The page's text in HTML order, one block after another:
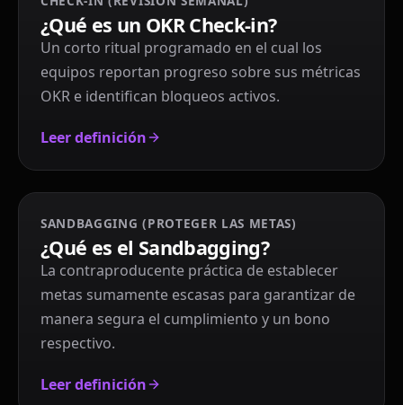
¿Qué es un OKR Check-in?
Un corto ritual programado en el cual los
equipos reportan progreso sobre sus métricas
OKR e identifican bloqueos activos.
Leer definición
SANDBAGGING (PROTEGER LAS METAS)
¿Qué es el Sandbagging?
La contraproducente práctica de establecer
metas sumamente escasas para garantizar de
manera segura el cumplimiento y un bono
respectivo.
Leer definición